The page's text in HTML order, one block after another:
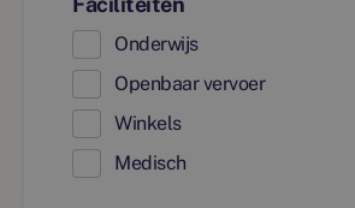
Onderwijs
Openbaar vervoer
Winkels
Medisch